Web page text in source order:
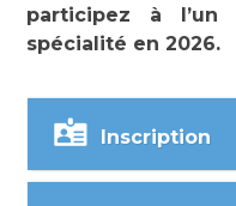
participez à
spécialité en 2026.
Inscription